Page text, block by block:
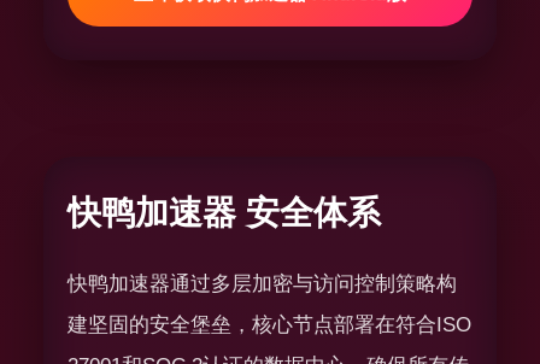
快鸭加速器 安全体系
快鸭加速器通过多层加密与访问控制策略构
建坚固的安全堡垒，核心节点部署在符合ISO